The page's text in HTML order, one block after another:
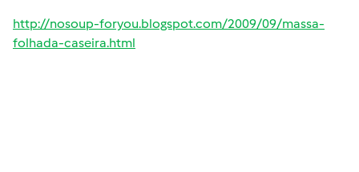
http://nosoup-foryou.blogspot.com/2009/09/massa-
folhada-caseira.html